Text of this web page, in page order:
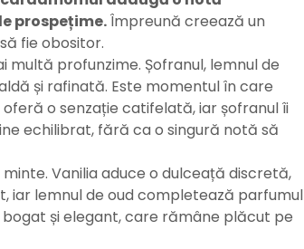
prospețime.Împreună creează un
fie obositor.
profunzime. Șofranul, lemnul de
și rafinată. Este momentul în care
o senzație catifelată, iar șofranul îi
echilibrat, fără ca o singură notă să
Vanilia aduce o dulceață discretă,
iar lemnul de oud completează parfumul
și elegant, care rămâne plăcut pe